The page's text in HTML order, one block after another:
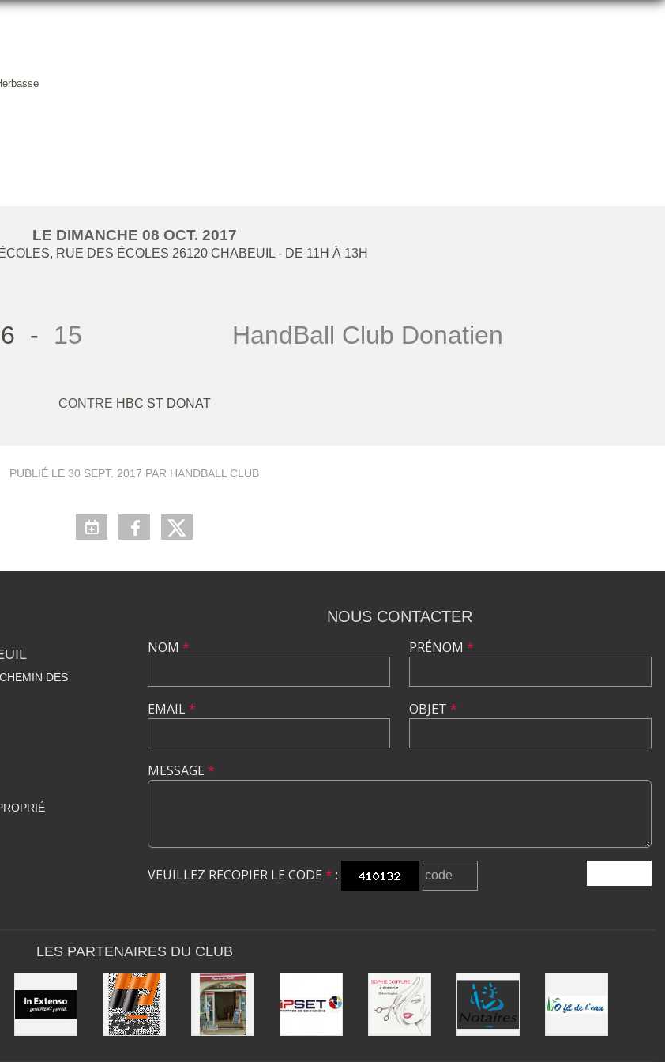
LE DIMANCHE 08 OCT. 2017
RUE DES ÉCOLES 26120 CHABEUIL - DE 11H À 13H
- 15 HandBall Club Donatien
CONTRE HBC ST DONAT
PUBLIÉ LE 30 SEPT. 2017 PAR HANDBALL CLUB
DES
NOUS CONTACTER
NOM *
EMAIL*
PRÉNOM *
OBJET *
MESSAGE *
VEUILLEZ RECOPIER LE CODE * :
LES PARTENAIRES DU CLUB